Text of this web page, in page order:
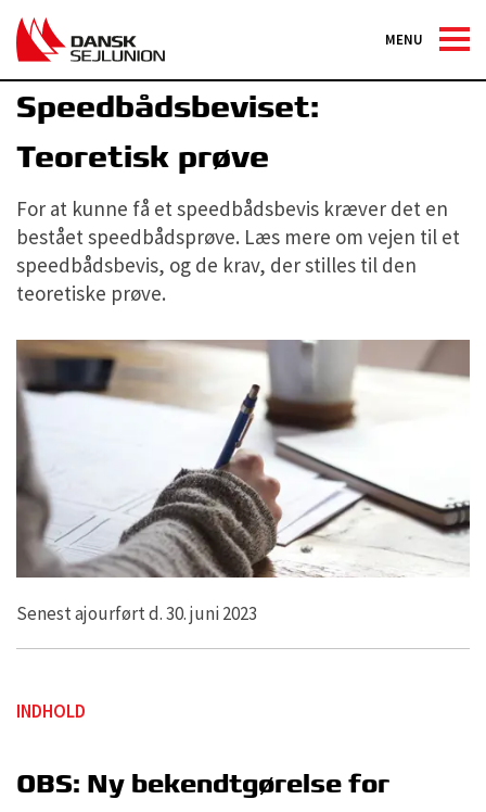
MENU
Fritidssejleruddannelserne
Speedbådsbeviset:
Teoretisk prøve
For at kunne få et speedbådsbevis kræver det en
bestået speedbådsprøve. Læs mere om vejen til et
speedbådsbevis, og de krav, der stilles til den
teoretiske prøve.
Senest ajourført d. 30. juni 2023
INDHOLD
OBS: Ny bekendtgørelse for